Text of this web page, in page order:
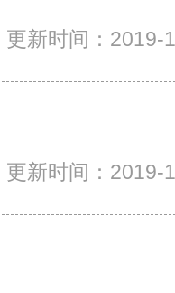
更新时间：2019-
更新时间：2019-